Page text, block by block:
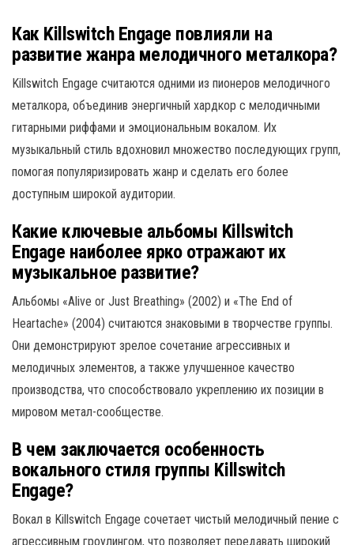
Как Killswitch Engage повлияли на
развитие жанра мелодичного металкора?
Killswitch Engage считаются одними из пионеров мелодичного
металкора, объединив энергичный хардкор с мелодичными
гитарными риффами и эмоциональным вокалом. Их
музыкальный стиль вдохновил множество последующих групп,
помогая популяризировать жанр и сделать его более
доступным широкой аудитории.
Какие ключевые альбомы Killswitch
Engage наиболее ярко отражают их
музыкальное развитие?
Альбомы «Alive or Just Breathing» (2002) и «The End of
Heartache» (2004) считаются знаковыми в творчестве группы.
Они демонстрируют зрелое сочетание агрессивных и
мелодичных элементов, а также улучшенное качество
производства, что способствовало укреплению их позиции в
мировом метал-сообществе.
В чем заключается особенность
вокального стиля группы Killswitch
Engage?
Вокал в Killswitch Engage сочетает чистый мелодичный пение с
агрессивным гроулингом, что позволяет передавать широкий